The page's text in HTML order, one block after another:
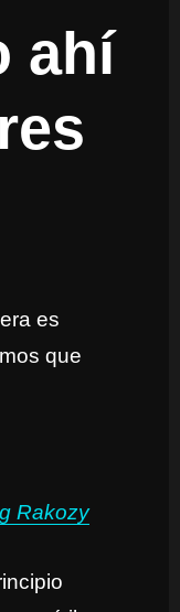
ahí
es
que
Rakozy